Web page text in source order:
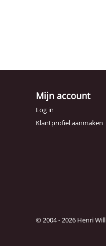
Mijn account
Log in
Klantprofiel aanmaken
© 2004 - 2026 Henri